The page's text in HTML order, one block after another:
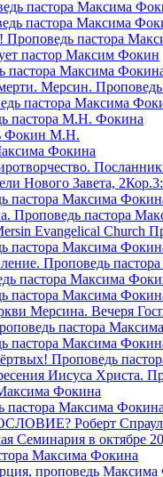
пастора Максима
пастора Максима
пастора
пастор Максим Фокин
пастора Максима
Мерсин.
пастора Максима
пастора М.Н. Фокина
Фокин М.Н.
Фокина
Нового Завета,
пастора Максима
Проповедь пастора
Evangelical Church
пастора Максима
Проповедь
пастора Максима
пастора Максима
Мерсина. Вечеря
пастора
пастора Максима
Проповедь
Иисуса Христа.
Фокина
пастора Максима Фокина
Роберт Спраул
Семинария в
Максима Фокина
проповедь